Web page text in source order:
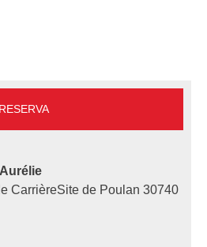
RESERVA
CarrièreSite de Poulan 30740